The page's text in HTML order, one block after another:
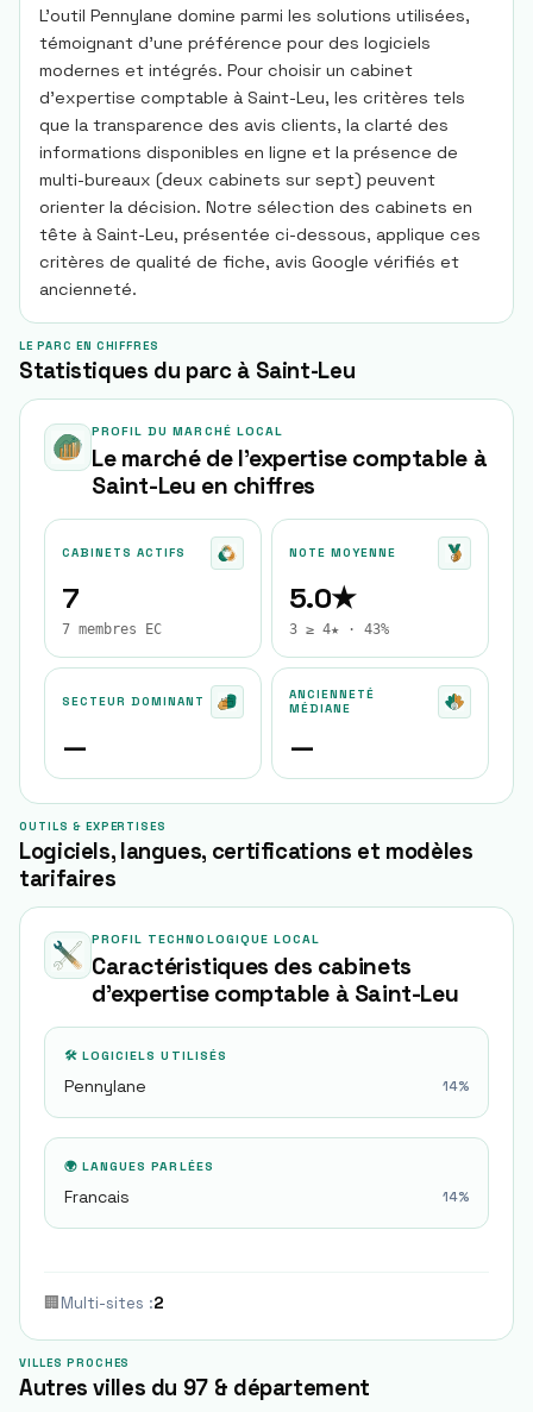
L'outil Pennylane domine parmi les solutions utilisées,
témoignant d'une préférence pour des logiciels
modernes et intégrés. Pour choisir un cabinet
d'expertise comptable à Saint-Leu, les critères tels
que la transparence des avis clients, la clarté des
informations disponibles en ligne et la présence de
multi-bureaux (deux cabinets sur sept) peuvent
orienter la décision. Notre sélection des cabinets en
tête à Saint-Leu, présentée ci-dessous, applique ces
critères de qualité de fiche, avis Google vérifiés et
ancienneté.
LE PARC EN CHIFFRES
Statistiques du parc à Saint-Leu
PROFIL DU MARCHÉ LOCAL
Le marché de l'expertise comptable à
Saint-Leu en chiffres
CABINETS ACTIFS
7
7 membres EC
NOTE MOYENNE
5.0★
3 ≥ 4★ · 43%
SECTEUR DOMINANT
—
ANCIENNETÉ
MÉDIANE
—
OUTILS & EXPERTISES
Logiciels, langues, certifications et modèles
tarifaires
PROFIL TECHNOLOGIQUE LOCAL
Caractéristiques des cabinets
d'expertise comptable à Saint-Leu
🛠 LOGICIELS UTILISÉS
Pennylane 14%
🌍 LANGUES PARLÉES
Francais 14%
🏢 Multi-sites :2
VILLES PROCHES
Autres villes du 97 & département